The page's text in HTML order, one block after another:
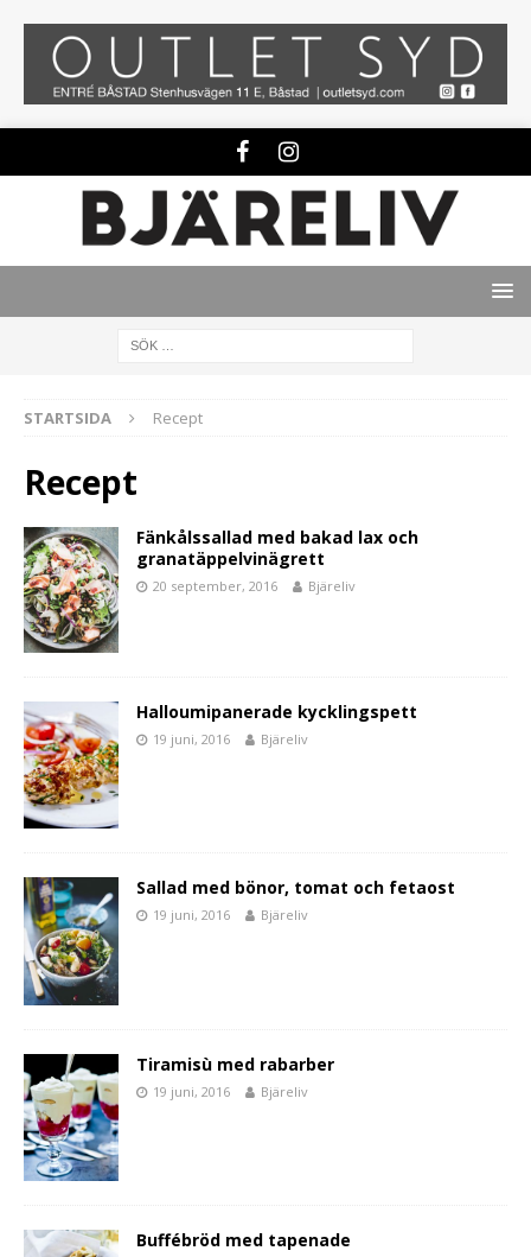
STARTSIDA Recept
Recept
Fänkålssallad med bakad lax och
granatäppelvinägrett
20 september, 2016 Bjäreliv
Halloumipanerade kycklingspett
19 juni, 2016 Bjäreliv
Sallad med bönor, tomat och fetaost
19 juni, 2016 Bjäreliv
Tiramisù med rabarber
19 juni, 2016 Bjäreliv
Buffébröd med tapenade